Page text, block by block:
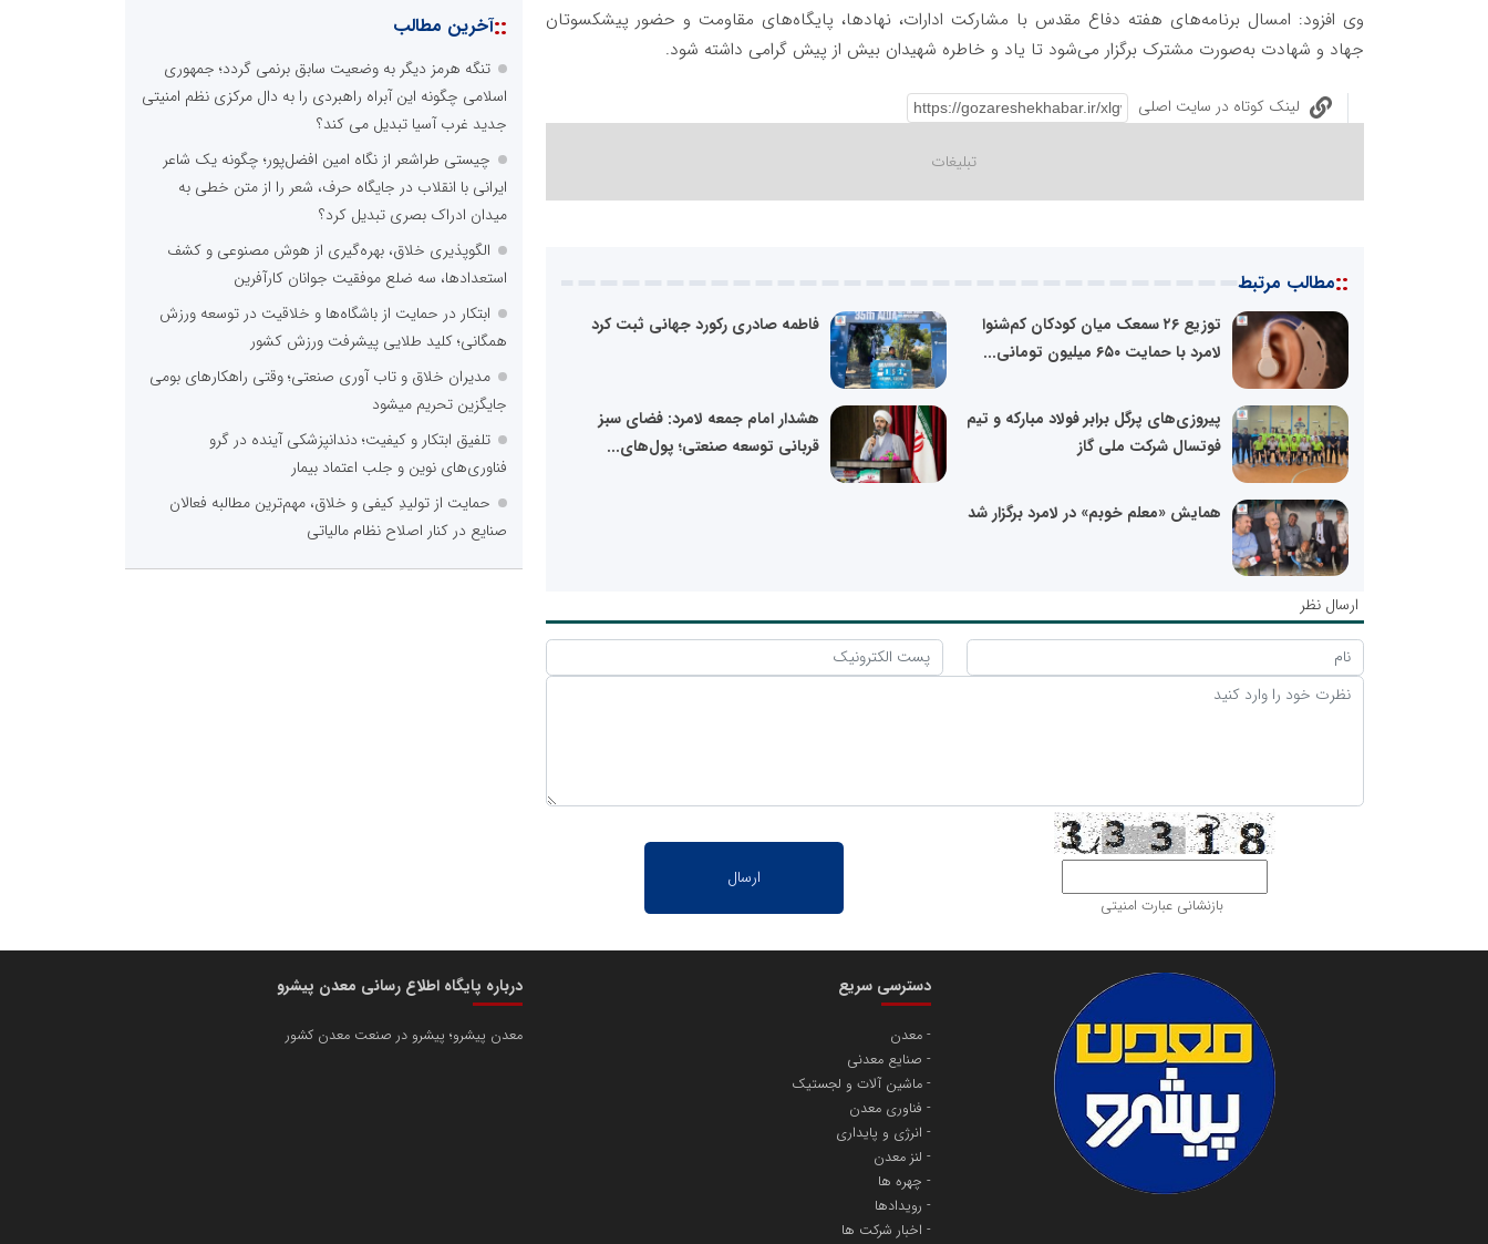
وی افزود: امسال برنامه‌های هفته دفاع مقدس با مشارکت ادارات، نهادها، پایگاه‌های مقاومت و حضور پیشکسوتان
جهاد و شهادت به‌صورت مشترک برگزار می‌شود تا یاد و خاطره شهیدان بیش از پیش گرامی داشته شود.
لینک کوتاه در سایت اصلی
::مطالب مرتبط
توزیع ۲۶ سمعک میان کودکان کم‌شنوا
لامرد با حمایت ۶۵۰ میلیون تومانی...
فاطمه صادری رکورد جهانی ثبت کرد
پیروزی‌های پرگل برابر فولاد مبارکه و تیم
فوتسال شرکت ملی گاز
هشدار امام جمعه لامرد: فضای سبز
قربانی توسعه صنعتی؛ پول‌های...
همایش «معلم خوبم» در لامرد برگزار شد
ارسال نظر
بازنشانی عبارت امنیتی
::آخرین مطالب
تنگه هرمز دیگر به وضعیت سابق برنمی گردد؛ جمهوری
اسلامی چگونه این آبراه راهبردی را به دال مرکزی نظم امنیتی
جدید غرب آسیا تبدیل می کند؟
چیستی طراشعر از نگاه امین افضل‌پور؛ چگونه یک شاعر
ایرانی با انقلاب در جایگاه حرف، شعر را از متن خطی به
میدان ادراک بصری تبدیل کرد؟
الگوپذیری خلاق، بهره‌گیری از هوش مصنوعی و کشف
استعدادها، سه ضلع موفقیت جوانان کارآفرین
ابتکار در حمایت از باشگاه‌ها و خلاقیت در توسعه ورزش
همگانی؛ کلید طلایی پیشرفت ورزش کشور
مدیران خلاق و تاب آوری صنعتی؛ وقتی راهکارهای بومی
جایگزین تحریم میشود
تلفیق ابتکار و کیفیت؛ دندانپزشکی آینده در گرو
فناوری‌های نوین و جلب اعتماد بیمار
حمایت از تولیدِ کیفی و خلاق، مهم‌ترین مطالبه فعالان
صنایع در کنار اصلاح نظام مالیاتی
دسترسی سریع
معدن
صنایع معدنی
ماشین آلات و لجستیک
فناوری معدن
انرژی و پایداری
لنز معدن
چهره ها
رویدادها
اخبار شرکت ها
درباره پایگاه اطلاع رسانی معدن پیشرو
معدن پیشرو؛ پیشرو در صنعت معدن کشور